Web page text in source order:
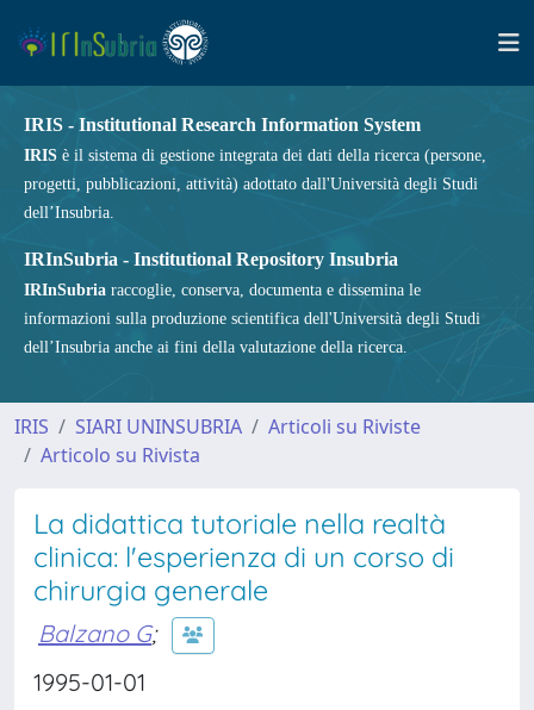
IRIS - Institutional Research Information System
IRIS è il sistema di gestione integrata dei dati della ricerca (persone,
progetti, pubblicazioni, attività) adottato dall'Università degli Studi
dell’Insubria.
IRInSubria - Institutional Repository Insubria
IRInSubria raccoglie, conserva, documenta e dissemina le
informazioni sulla produzione scientifica dell'Università degli Studi
dell’Insubria anche ai fini della valutazione della ricerca.
IRIS SIARI UNINSUBRIA
Articoli su Riviste
Articolo su Rivista
La didattica tutoriale nella realtà
clinica: l'esperienza di un corso di
chirurgia generale
Balzano G;
1995-01-01